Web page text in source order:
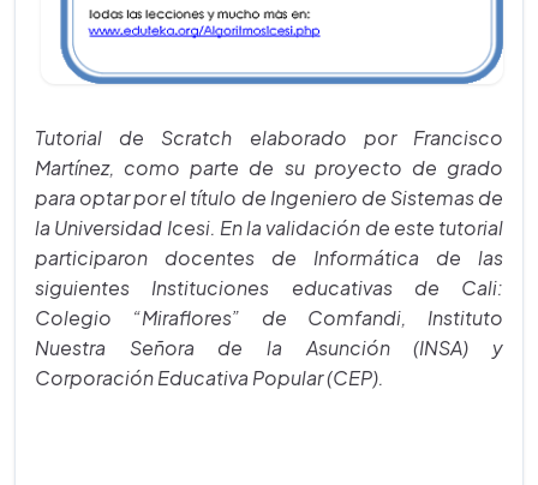
Tutorial de Scratch elaborado por Francisco
Martínez, como parte de su proyecto de grado
para optar por el título de Ingeniero de Sistemas de
la Universidad Icesi. En la validación de este tutorial
participaron docentes de Informática de las
siguientes Instituciones educativas de Cali:
Colegio “Miraflores” de Comfandi, Instituto
Nuestra Señora de la Asunción (INSA) y
Corporación Educativa Popular (CEP).